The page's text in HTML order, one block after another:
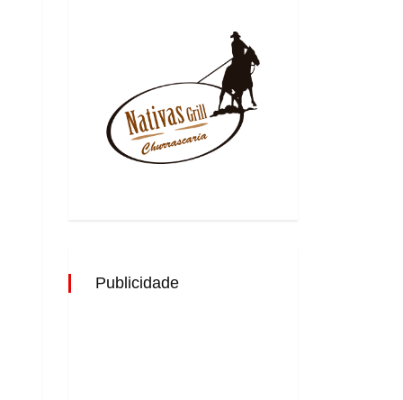
Publicidade